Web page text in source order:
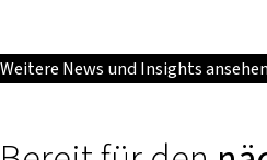
Weitere News und Insights